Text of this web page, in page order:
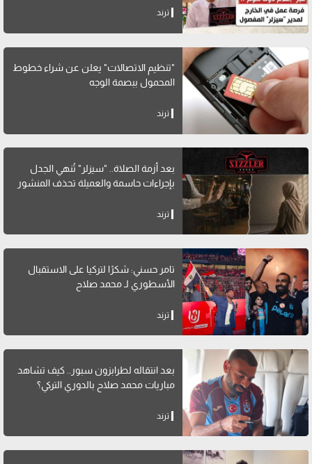
ترند
"تنظيم الاتصالات" يعلن عن شراء خطوط
المحمول ببصمة الوجه
ترند
بعد أزمة الصلاة.. "سيزلر" تُنهي الجدل
بإجراءات حاسمة والعميلة تحذف المنشور
ترند
تامر حسني: شكرًا لتركيا على الاستقبال
الأسطوري لـ محمد صلاح
ترند
بعد انتقاله لطرابزون سبور.. كيف تشاهد
مباريات محمد صلاح بالدوري التركي؟
ترند